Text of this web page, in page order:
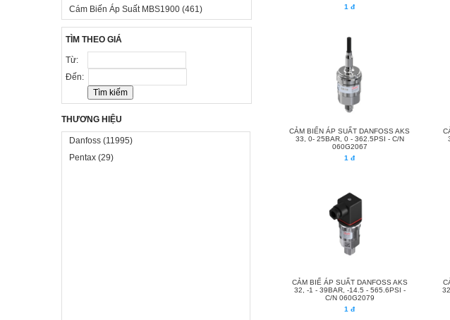
Cám Biến Áp Suất MBS1900 (461)
TÌM THEO GIÁ
Từ:
Đến:
THƯƠNG HIỆU
Danfoss (11995)
Pentax (29)
1 đ
CẢM BIẾN ÁP SUẤT DANFOSS AKS
33, 0- 25BAR, 0 - 362.5PSI - C/N
060G2067
1 đ
CẢM BIẾ ÁP SUẤT DANFOSS AKS
32, -1 - 39BAR, -14.5 - 565.6PSI -
C/N 060G2079
1 đ